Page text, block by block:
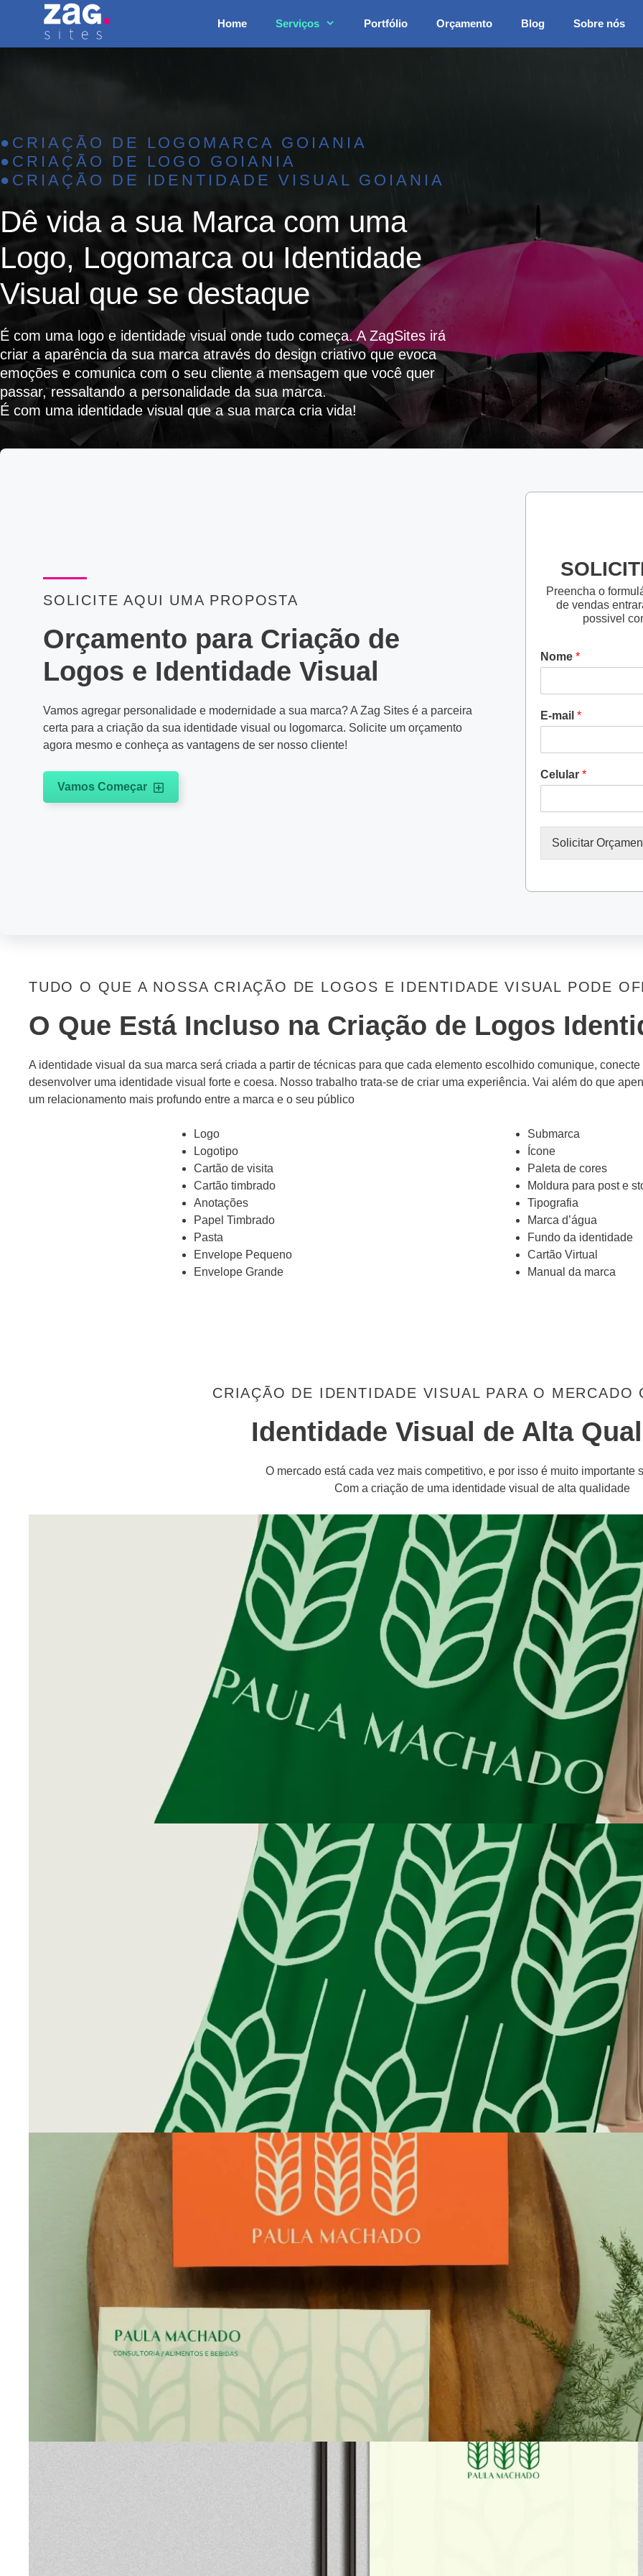
Home Serviços Portfólio Orçamento Blog Sobre nós
●CRIAÇÃO DE LOGOMARCA GOIANIA
●CRIAÇÃO DE LOGO GOIANIA
●CRIAÇÃO DE IDENTIDADE VISUAL GOIANIA
Dê vida a sua Marca com uma
Logo, Logomarca ou Identidade
Visual que se destaque
É com uma logo e identidade visual onde tudo começa. A ZagSites irá
criar a aparência da sua marca através do design criativo que evoca
emoções e comunica com o seu cliente a mensagem que você quer
passar, ressaltando a personalidade da sua marca.
É com uma identidade visual que a sua marca cria vida!
SOLICITE AQUI UMA PROPOSTA
Orçamento para Criação de
Logos e Identidade Visual
Vamos agregar personalidade e modernidade a sua marca? A Zag Sites é a parceira
certa para a criação da sua identidade visual ou logomarca. Solicite um orçamento
agora mesmo e conheça as vantagens de ser nosso cliente!
Vamos Começar
Preencha o
de vendas
possivel
Nome *
E-mail *
Celular *
Solicitar
TUDO O QUE A NOSSA CRIAÇÃO DE LOGOS E IDENTIDADE VISUAL PODE
O Que Está Incluso na Criação de Logos
A identidade visual da sua marca será criada a partir de técnicas para que cada elemento escolhido comunique,
desenvolver uma identidade visual forte e coesa. Nosso trabalho trata-se de criar uma experiência. Vai além do que
um relacionamento mais profundo entre a marca e o seu público​
Logo
Logotipo
Cartão de visita
Cartão timbrado
Anotações
Papel Timbrado
Pasta
Envelope Pequeno
Envelope Grande
Submarca
Ícone
Paleta de cores
Moldura para post e
Tipografia
Marca d’água
Fundo da identidade
Cartão Virtual
Manual da marca
CRIAÇÃO DE IDENTIDADE VISUAL PARA O MERCADO
Identidade Visual de Alta
O mercado está cada vez mais competitivo, e por isso é muito importante
Com a criação de uma identidade visual de alta qualidade
Tipo do Projeto
Criação de Site
WHATSAPP: (62)